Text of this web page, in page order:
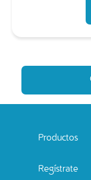
Productos
Regístrate